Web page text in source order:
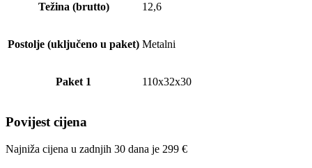
Težina (brutto) 12,6
Postolje (uključeno u paket) Metalni
Paket 1 110x32x30
Povijest cijena
Najniža cijena u zadnjih 30 dana je 299 €